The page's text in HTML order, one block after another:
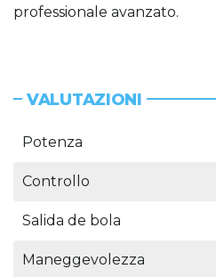
professionale avanzato.
VALUTAZIONI
Potenza
Controllo
Salida de bola
Maneggevolezza